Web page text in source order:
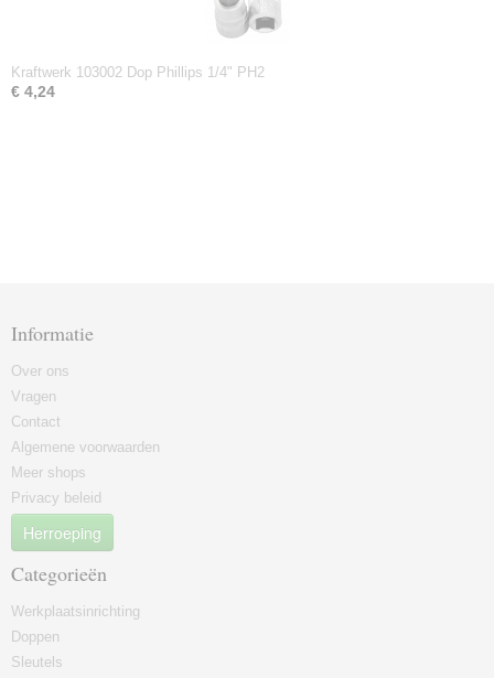
Kraftwerk 103002 Dop Phillips 1/4" PH2
€ 4,24
Informatie
Over ons
Vragen
Contact
Algemene voorwaarden
Meer shops
Privacy beleid
Herroeping
Categorieën
Werkplaatsinrichting
Doppen
Sleutels